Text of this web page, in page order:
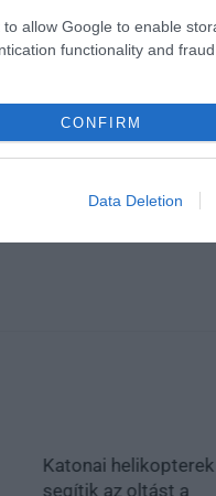
to allow Google to enable
functionality and
CONFIRM
Data Deletion
bennünket az EGRI
Katonai helikopterek
segítik az oltást a